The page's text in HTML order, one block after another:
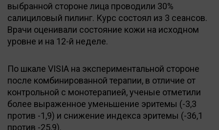
выбранной стороне лица проводили 30%
салициловый пилинг. Курс состоял из 3 сеансов.
Врачи оценивали состояние кожи на исходном
уровне и на 12-й неделе.
По шкале VISIA на экспериментальной стороне
после комбинированной терапии, в отличие от
контрольной с монотерапией, ученые отметили
более выраженное уменьшение эритемы (-3,3
против -1,9) и снижение индекса эритемы (-36,1
против -25,9).